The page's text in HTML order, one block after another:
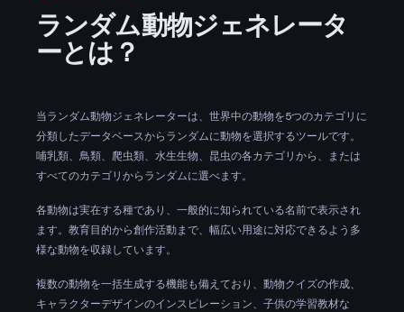
ランダム動物ジェネレータ
ーとは？
当ランダム動物ジェネレーターは、世界中の動物を5つのカテゴリに
分類したデータベースからランダムに動物を選択するツールです。
哺乳類、鳥類、爬虫類、水生生物、昆虫の各カテゴリから、または
すべてのカテゴリからランダムに選べます。
各動物は実在する種であり、一般的に知られている名前で表示され
ます。教育目的から創作活動まで、幅広い用途に対応できるよう多
様な動物を収録しています。
複数の動物を一括生成する機能も備えており、動物クイズの作成、
キャラクターデザインのインスピレーション、子供の学習教材な